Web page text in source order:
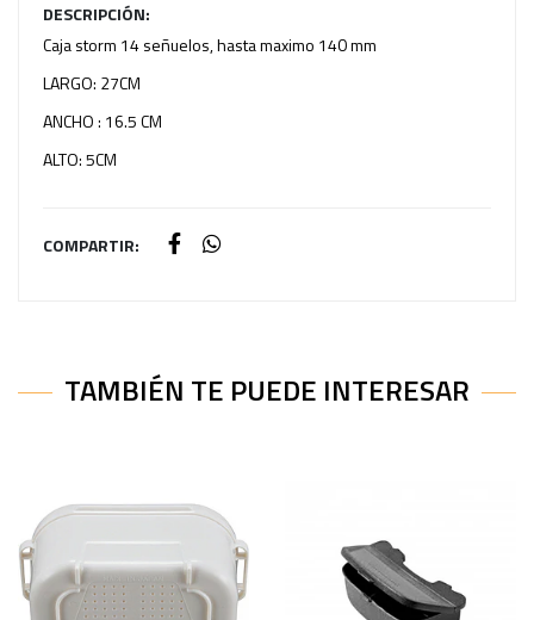
DESCRIPCIÓN:
Caja storm 14 señuelos, hasta maximo 140 mm
LARGO: 27CM
ANCHO : 16.5 CM
ALTO: 5CM
COMPARTIR:
TAMBIÉN TE PUEDE INTERESAR